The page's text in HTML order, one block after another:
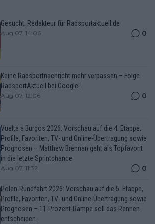
Gesucht: Redakteur für Radsportaktuell.de
Aug 07, 14:06 0
Keine Radsportnachricht mehr verpassen – Folge
RadsportAktuell bei Google!
Aug 07, 12:06 0
Vuelta a Burgos 2026: Vorschau auf die 4. Etappe,
Profile, Favoriten, TV- und Online-Übertragung sowie
Prognosen – Matthew Brennan geht als Topfavorit
in die letzte Sprintchance
Aug 07, 11:32 0
Polen-Rundfahrt 2026: Vorschau auf die 5. Etappe,
Profile, Favoriten, TV- und Online-Übertragung sowie
Prognosen – 11-Prozent-Rampe soll das Rennen
entscheiden